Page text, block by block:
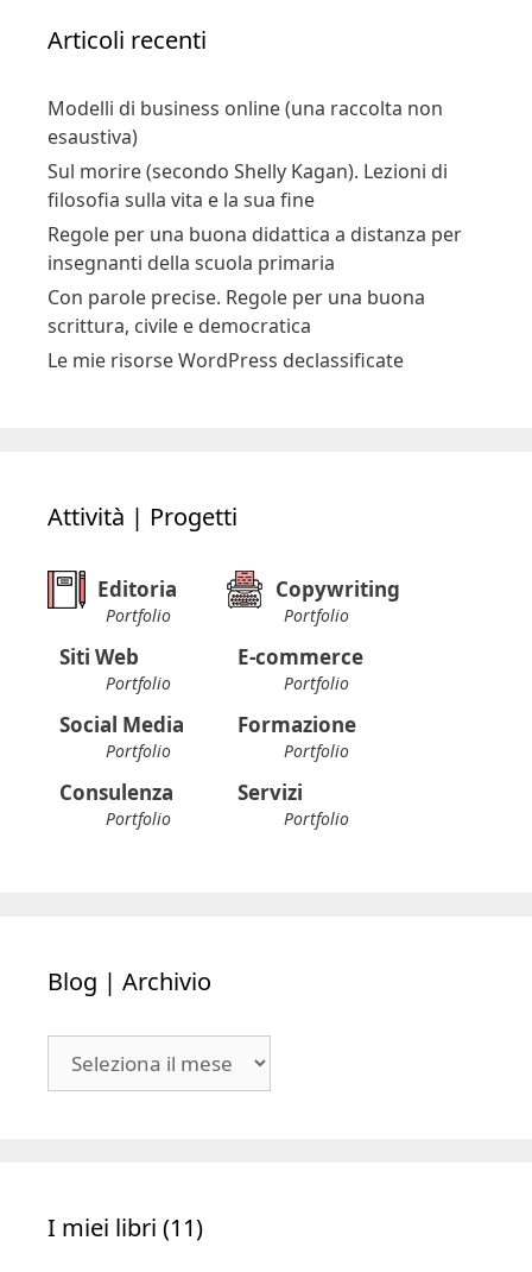
Articoli recenti
Modelli di business online (una raccolta non
esaustiva)
Sul morire (secondo Shelly Kagan). Lezioni di
filosofia sulla vita e la sua fine
Regole per una buona didattica a distanza per
insegnanti della scuola primaria
Con parole precise. Regole per una buona
scrittura, civile e democratica
Le mie risorse WordPress declassificate
Attività | Progetti
Editoria
Portfolio
Copywriting
Portfolio
Siti Web
Portfolio
E-commerce
Portfolio
Social Media
Portfolio
Formazione
Portfolio
Consulenza
Portfolio
Servizi
Portfolio
Blog | Archivio
I miei libri (11)